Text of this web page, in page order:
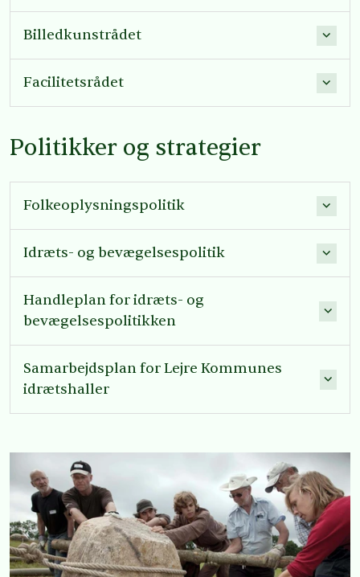
Billedkunstrådet
Facilitetsrådet
Politikker og strategier
Folkeoplysningspolitik
Idræts- og bevægelsespolitik
Handleplan for idræts- og
bevægelsespolitikken
Samarbejdsplan for Lejre Kommunes
idrætshaller